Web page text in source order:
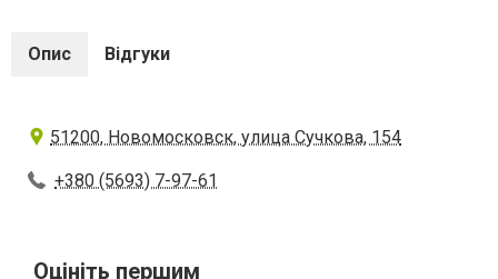
Опис Відгуки
51200, Новомосковск, улица Сучкова, 154
+380 (5693) 7-97-61
Оцініть першим